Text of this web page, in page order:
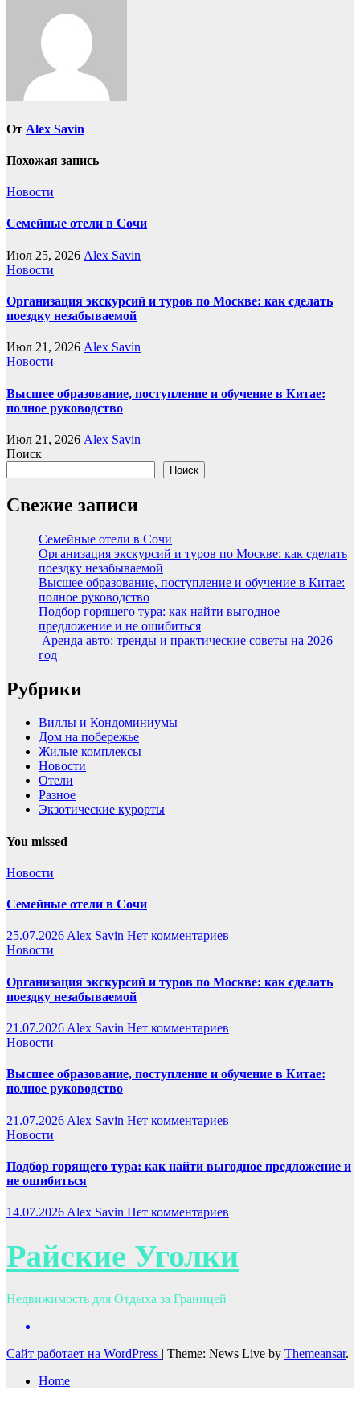
От Alex Savin
Похожая запись
Новости
Семейные отели в Сочи
Июл 25, 2026 Alex Savin
Новости
Организация экскурсий и туров по Москве: как сделать
поездку незабываемой
Июл 21, 2026 Alex Savin
Новости
Высшее образование, поступление и обучение в Китае:
полное руководство
Июл 21, 2026 Alex Savin
Поиск
Поиск
Свежие записи
Семейные отели в Сочи
Организация экскурсий и туров по Москве: как сделать
поездку незабываемой
Высшее образование, поступление и обучение в Китае:
полное руководство
Подбор горящего тура: как найти выгодное
предложение и не ошибиться
Аренда авто: тренды и практические советы на 2026
год
Рубрики
Виллы и Кондоминиумы
Дом на побережье
Жилые комплексы
Новости
Отели
Разное
Экзотические курорты
You missed
Новости
Семейные отели в Сочи
25.07.2026Alex Savin Нет комментариев
Новости
Организация экскурсий и туров по Москве: как сделать
поездку незабываемой
21.07.2026 Alex Savin Нет комментариев
Новости
Высшее образование, поступление и обучение в Китае:
полное руководство
21.07.2026 Alex Savin Нет комментариев
Новости
Подбор горящего тура: как найти выгодное предложение и
не ошибиться
14.07.2026 Alex Savin Нет комментариев
Райские Уголки
Недвижимость для Отдыха за Границей
Сайт работает на WordPress | Theme: News Live by Themeansar.
Home